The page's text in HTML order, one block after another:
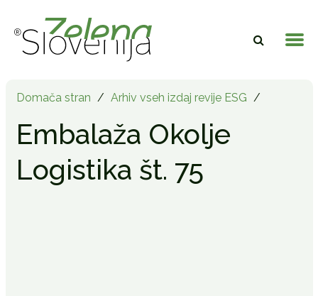
Domača stran / Arhiv vseh izdaj revije ESG /
Embalaža Okolje
Logistika št. 75